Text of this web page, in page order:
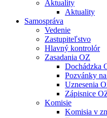
Aktuality
Aktuality
Samospráva
Vedenie
Zastupiteľstvo
Hlavný kontrolór
Zasadania OZ
Dochádzka
Pozvánky
Uznesenia
Zápisnice
Komisie
Komisia v